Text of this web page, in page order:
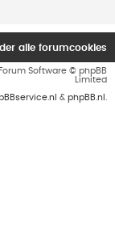
alle forumcookies
Software © phpBB
Limited
& phpBB.nl